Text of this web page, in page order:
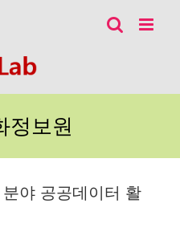
정보원
야 공공데이터 활